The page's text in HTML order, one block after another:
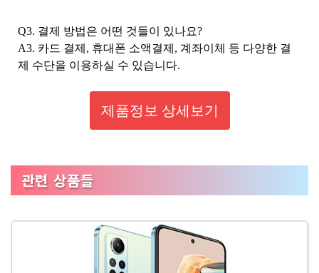
Q3. 결제 방법은 어떤 것들이 있나요?
A3. 카드 결제, 휴대폰 소액결제, 계좌이체 등 다양한 결
제 수단을 이용하실 수 있습니다.
제품정보 상세보기
관련 상품들